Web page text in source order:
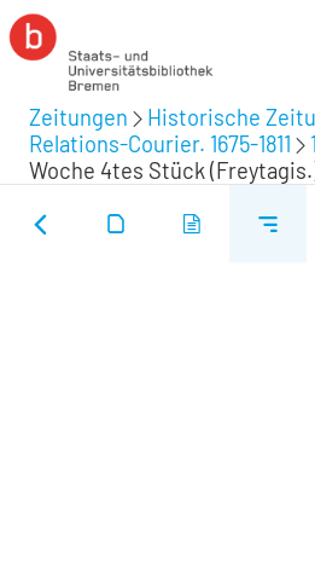
Zeitungen Historische
Relations-Courier. 1675-1811
Woche 4tes Stück